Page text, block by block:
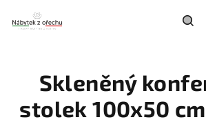
obsah
Skleněný
stolek 100x50 cm